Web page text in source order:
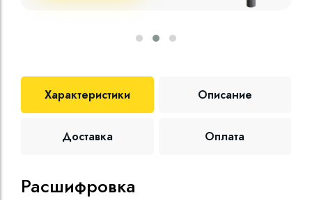
Характеристики Описание
Доставка Оплата
Расшифровка